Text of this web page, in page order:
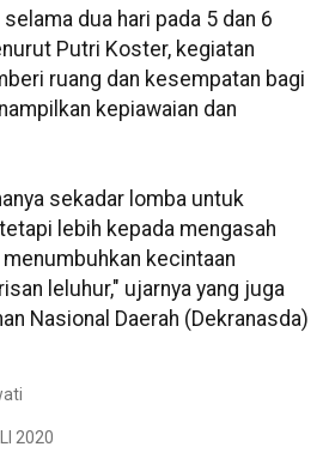
dua hari pada 5 dan 6
Putri Koster, kegiatan
ruang dan kesempatan bagi
kepiawaian dan
sekadar lomba untuk
lebih kepada mengasah
kecintaan
leluhur," ujarnya yang juga
Nasional Daerah (Dekranasda)
2020